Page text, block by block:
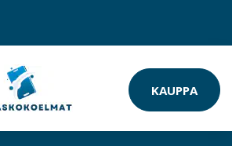
KAUPPA